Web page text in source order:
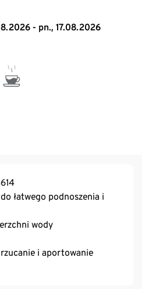
- pn., 17.08.2026
łatwego podnoszenia i
wody
i aportowanie